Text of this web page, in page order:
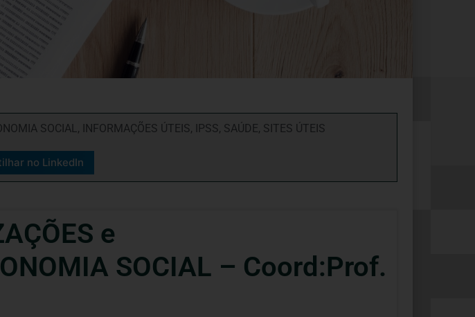
SOCIAL , INFORMAÇÕES ÚTEIS, IPSS, SAÚDE, SITES ÚTEIS
no LinkedIn
e
SOCIAL – Coord:Prof.